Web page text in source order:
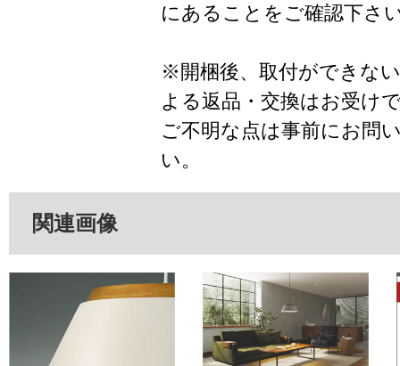
にあることをご確認下さ
※開梱後、取付ができな
よる返品・交換はお受け
ご不明な点は事前にお問
い。
関連画像